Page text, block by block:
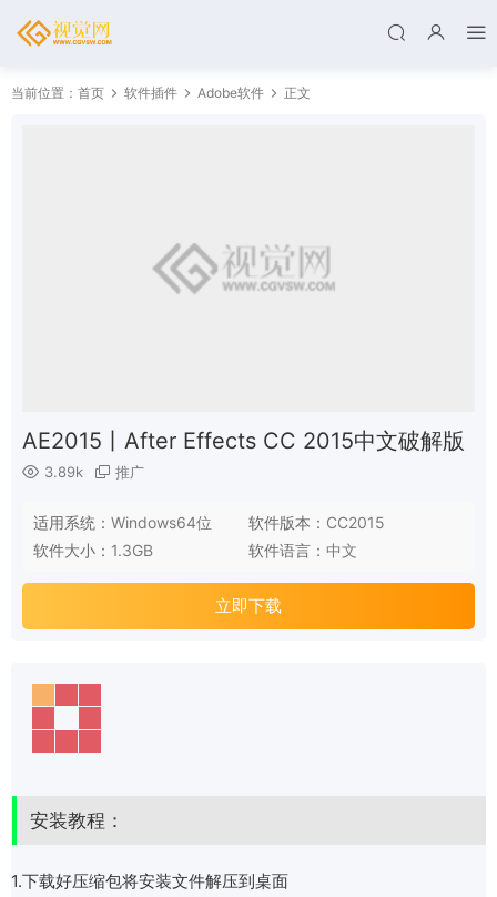
当前位置： 首页 软件插件 Adobe软件 正文
AE2015丨After Effects CC 2015中文破解版
3.89k 推广
适用系统： Windows64位 软件版本： CC2015
软件大小： 1.3GB 软件语言： 中文
立即下载
安装教程：
1.下载好压缩包将安装文件解压到桌面